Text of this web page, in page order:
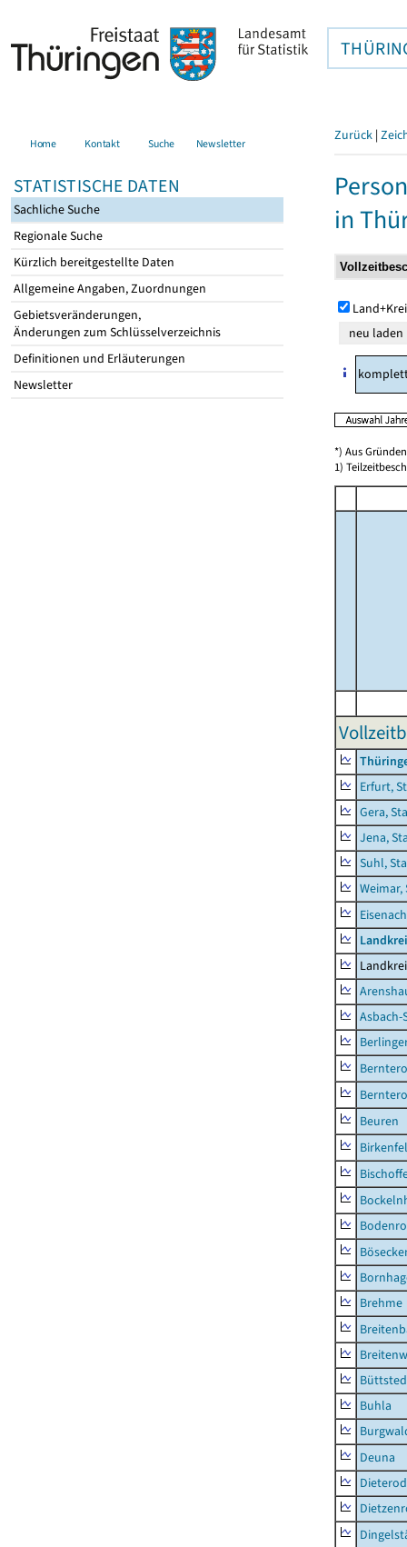
Home Kontakt Suche Newsletter
STATISTISCHE DATEN
Sachliche Suche
Regionale Suche
Kürzlich bereitgestellte Daten
Allgemeine Angaben, Zuordnungen
Gebietsveränderungen,
Änderungen zum Schlüsselverzeichnis
Definitionen und Erläuterungen
Newsletter
Zurück |
in
*) Aus
1)
Erfurt,
Gera,
Jena,
Suhl,
Weimar,
Asbach-
Beuren
Brehme
Buhla
Deuna